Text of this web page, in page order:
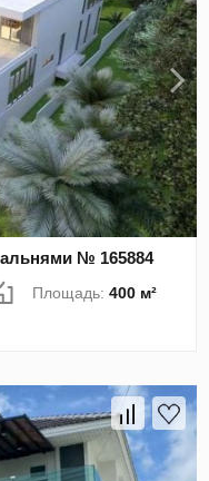
№ 165884
Площадь:400 м²